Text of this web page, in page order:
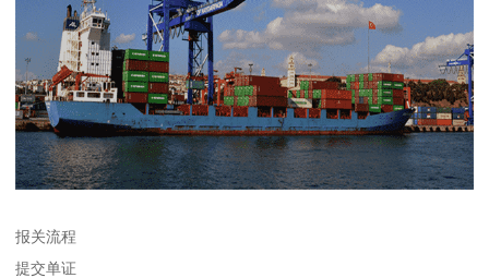
报关流程
提交单证